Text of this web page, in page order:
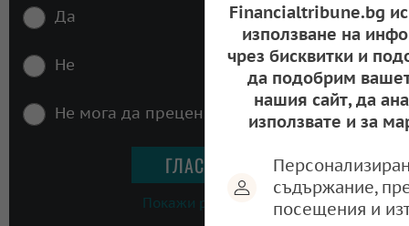
Да
Не
Не мога да преценя
Покажи резултати
Financialtribune.bg
използване на
чрез бисквитки и
да подобрим
нашия сайт, да
използвате и за
съдържание,
посещения и